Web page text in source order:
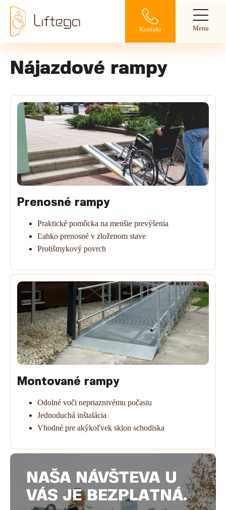
Kontakt Menu
Nájazdové rampy
Prenosné rampy
Praktické pomôcka na menšie prevýšenia
Ľahko prenosné v zloženom stave
Protišmykový povrch
Montované rampy
Odolné voči nepriaznivému počasiu
Jednoduchá inštalácia
Vhodné pre akýkoľvek sklon schodiska
NAŠA NÁVŠTEVA U
VÁS JE BEZPLATNÁ.